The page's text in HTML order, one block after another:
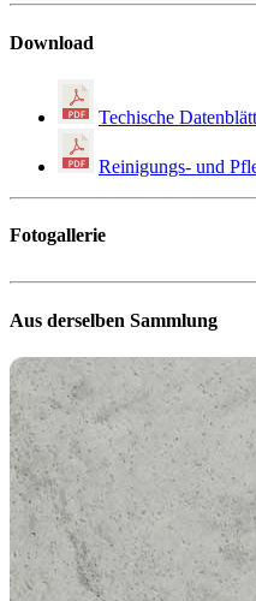
Download
Techische
Reinigungs- und
Fotogallerie
Aus derselben Sammlung